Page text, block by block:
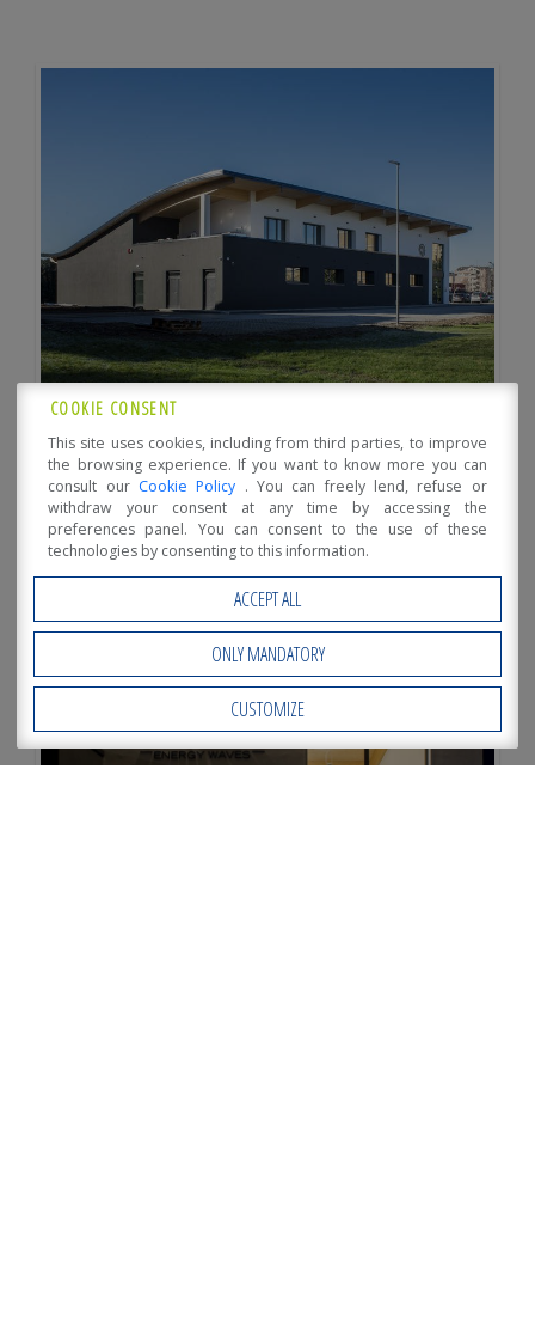
Open Accessibility
COOKIE CONSENT
This site uses cookies, including from third parties, to improve
the browsing experience. If you want to know more you can
consult our Cookie Policy . You can freely lend, refuse or
withdraw your consent at any time by accessing the
preferences panel. You can consent to the use of these
technologies by consenting to this information.
ACCEPT ALL
ONLY MANDATORY
CUSTOMIZE